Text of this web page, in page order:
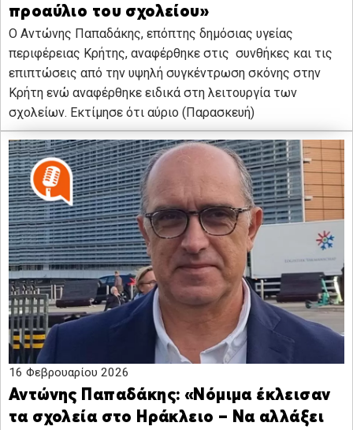
προαύλιο του σχολείου»
Ο Αντώνης Παπαδάκης, επόπτης δημόσιας υγείας
περιφέρειας Κρήτης, αναφέρθηκε στις συνθήκες και τις
επιπτώσεις από την υψηλή συγκέντρωση σκόνης στην
Κρήτη ενώ αναφέρθηκε ειδικά στη λειτουργία των
σχολείων. Εκτίμησε ότι αύριο (Παρασκευή)
16 Φεβρουαρίου 2026
Αντώνης Παπαδάκης: «Νόμιμα έκλεισαν
τα σχολεία στο Ηράκλειο – Να αλλάξει